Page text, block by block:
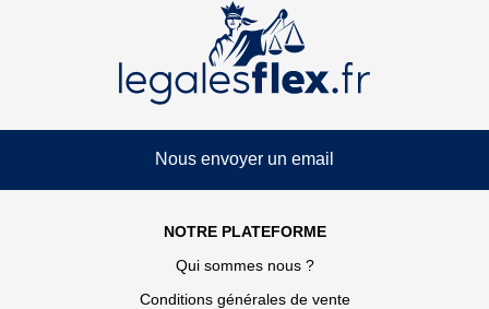
Nous envoyer un email
NOTRE PLATEFORME
Qui sommes nous ?
Conditions générales de vente